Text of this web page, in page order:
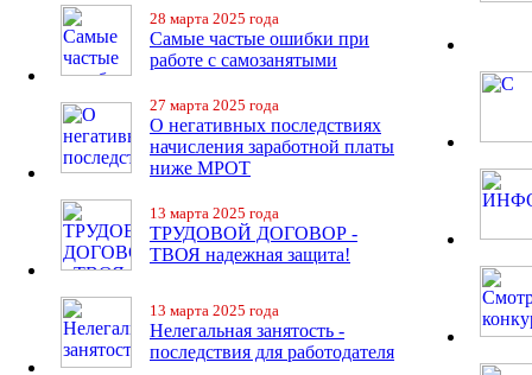
28 марта 2025 года
Самые частые ошибки при
работе с самозанятыми
27 марта 2025 года
О негативных последствиях
начисления заработной платы
ниже МРОТ
13 марта 2025 года
ТРУДОВОЙ ДОГОВОР -
ТВОЯ надежная защита!
13 марта 2025 года
Нелегальная занятость -
последствия для работодателя